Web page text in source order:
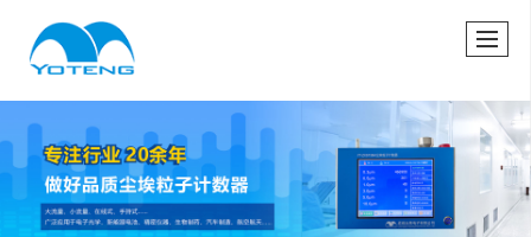
很遗憾，因您的浏览器版本过低导致无法获得最佳浏览体验，推荐下载安装谷歌浏览器！